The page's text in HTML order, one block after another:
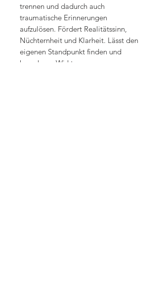
trennen und dadurch auch
traumatische Erinnerungen
aufzulösen. Fördert Realitätssinn,
Nüchternheit und Klarheit. Lässt den
eigenen Standpunkt finden und
bewahren. Wirkt gegen